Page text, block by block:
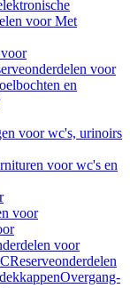
voor Met
voor
en
voor wc's, urinoirs
voor wc's en
voor
voor
Reserveonderdelen
Overgang-